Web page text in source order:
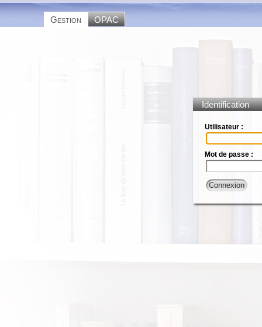
Gestion OPAC
Identification
Utilisateur :
Mot de passe :